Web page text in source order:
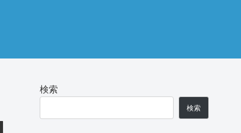
検索
検索